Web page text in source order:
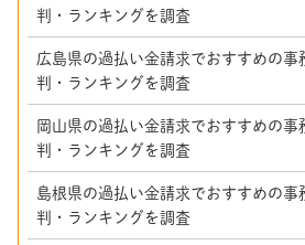
判・ランキングを調査
広島県の過払い金請求でおすすめの事
判・ランキングを調査
岡山県の過払い金請求でおすすめの事
判・ランキングを調査
島根県の過払い金請求でおすすめの事
判・ランキングを調査